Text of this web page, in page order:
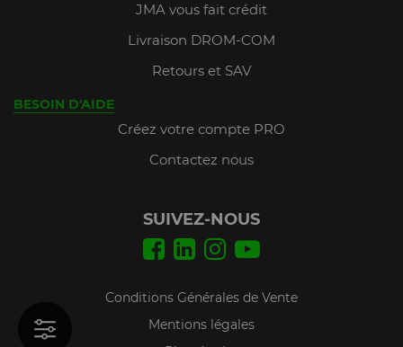
JMA vous fait crédit
Livraison DROM-COM
Retours et SAV
BESOIN D'AIDE
Créez votre compte PRO
Contactez nous
SUIVEZ-NOUS
Conditions Générales de Vente
Mentions légales